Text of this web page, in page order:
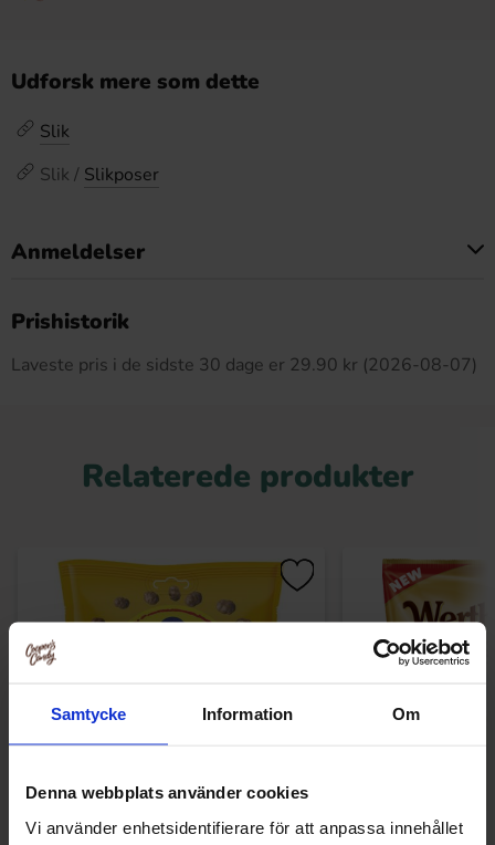
Samtycke Information Om
Denna webbplats använder cookies
Vi använder enhetsidentifierare för att anpassa innehållet
Udforsk mere som dette
Slik
Slik / Slikposer
Anmeldelser
Prishistorik
Laveste pris i de sidste 30 dage er 29.90 kr (2026-08-07)
Relaterede produkter
Fazer Kina Snacks Gul 150g Werthers Original